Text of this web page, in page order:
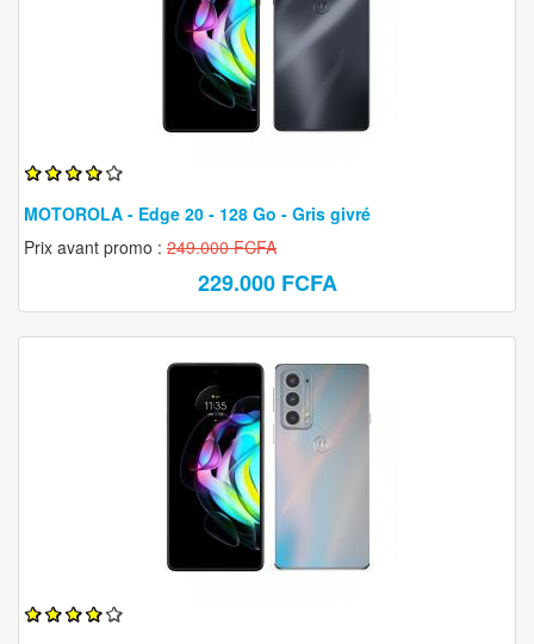
MOTOROLA - Edge 20 - 128 Go - Gris givré
Prix avant promo : 249.000 FCFA
229.000 FCFA